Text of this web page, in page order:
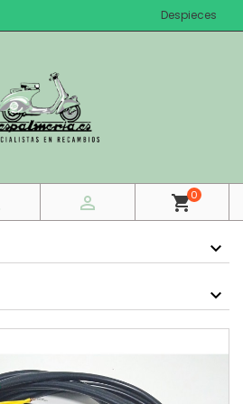
Despieces
 shopping_cart0